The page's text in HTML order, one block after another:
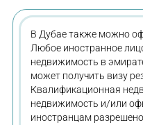
В Дубае также можно
Любое иностранное
недвижимость в
может получить визу
Квалификационная
недвижимость и/или
иностранцам